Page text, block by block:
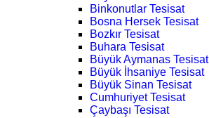
Binkonutlar Tesisat
Bosna Hersek Tesisat
Bozkır Tesisat
Buhara Tesisat
Büyük Aymanas Tesisat
Büyük İhsaniye Tesisat
Büyük Sinan Tesisat
Cumhuriyet Tesisat
Çaybaşı Tesisat